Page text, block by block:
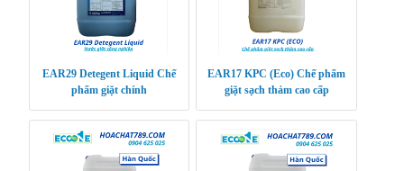
EAR29 Detegent Liquid Chế
phẩm giặt chính
EAR17 KPC (Eco) Chế phẩm
giặt sạch thảm cao cấp